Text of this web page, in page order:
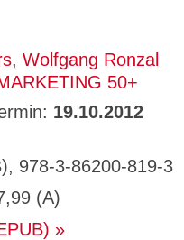
, Wolfgang Ronzal
50+
19.10.2012
978-3-86200-819-3
(A)